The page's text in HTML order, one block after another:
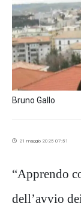
Bruno Gallo
21 maggio 2025 07:51
“Apprendo
dell’avvio